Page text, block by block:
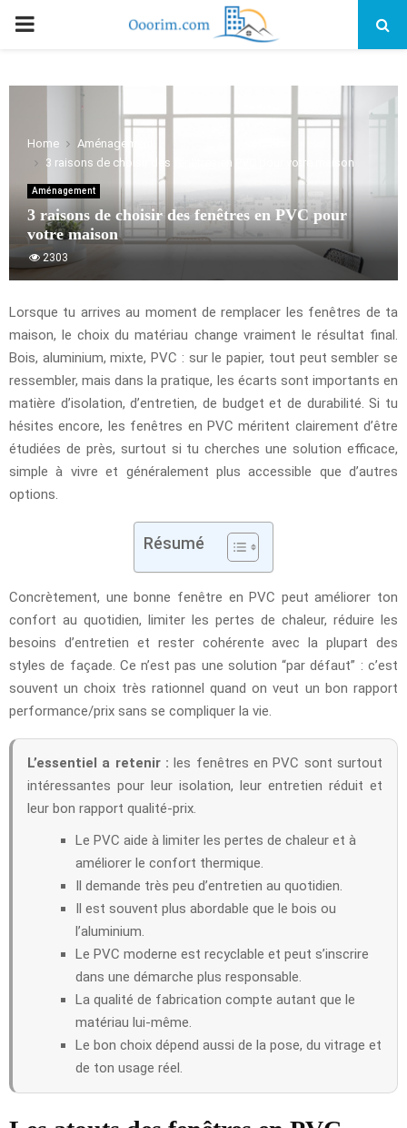
PRIMARY
Home
Aménagement
3 raisons de choisir des fenêtres en PVC pour votre maison
Aménagement
3 raisons de choisir des fenêtres en PVC pour
votre maison
2303
Lorsque tu arrives au moment de remplacer les fenêtres de ta
maison, le choix du matériau change vraiment le résultat final.
Bois, aluminium, mixte, PVC : sur le papier, tout peut sembler se
ressembler, mais dans la pratique, les écarts sont importants en
matière d’isolation, d’entretien, de budget et de durabilité. Si tu
hésites encore, les fenêtres en PVC méritent clairement d’être
étudiées de près, surtout si tu cherches une solution efficace,
simple à vivre et généralement plus accessible que d’autres
options.
Résumé
Concrètement, une bonne fenêtre en PVC peut améliorer ton
confort au quotidien, limiter les pertes de chaleur, réduire les
besoins d’entretien et rester cohérente avec la plupart des
styles de façade. Ce n’est pas une solution “par défaut” : c’est
souvent un choix très rationnel quand on veut un bon rapport
performance/prix sans se compliquer la vie.
L’essentiel a retenir : les fenêtres en PVC sont surtout
intéressantes pour leur isolation, leur entretien réduit et
leur bon rapport qualité-prix.
Le PVC aide à limiter les pertes de chaleur et à
améliorer le confort thermique.
Il demande très peu d’entretien au quotidien.
Il est souvent plus abordable que le bois ou
l’aluminium.
Le PVC moderne est recyclable et peut s’inscrire
dans une démarche plus responsable.
La qualité de fabrication compte autant que le
matériau lui-même.
Le bon choix dépend aussi de la pose, du vitrage et
de ton usage réel.